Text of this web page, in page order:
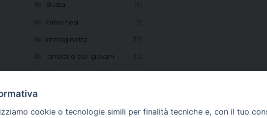
Busta (8)
catechesi (1)
immaginetta (13)
Itinerario per giovani (12)
Locandina (6)
Messaggio Papa
cookie o tecnologie simili per finalità tecniche e, con il tuo